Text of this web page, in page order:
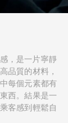
，是一片寧靜
品質的材料，
每個元素都有
西。結果是一
客感到輕鬆自